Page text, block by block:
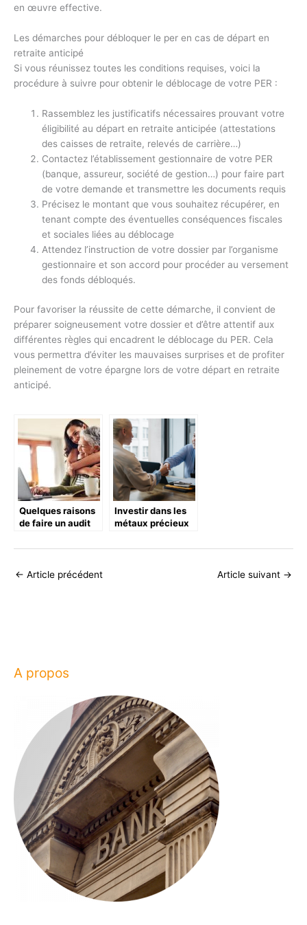
en œuvre effective.
Les démarches pour débloquer le per en cas de départ en
retraite anticipé
Si vous réunissez toutes les conditions requises, voici la
procédure à suivre pour obtenir le déblocage de votre PER :
Rassemblez les justificatifs nécessaires prouvant votre
éligibilité au départ en retraite anticipée (attestations
des caisses de retraite, relevés de carrière…)
Contactez l’établissement gestionnaire de votre PER
(banque, assureur, société de gestion…) pour faire part
de votre demande et transmettre les documents requis
Précisez le montant que vous souhaitez récupérer, en
tenant compte des éventuelles conséquences fiscales
et sociales liées au déblocage
Attendez l’instruction de votre dossier par l’organisme
gestionnaire et son accord pour procéder au versement
des fonds débloqués.
Pour favoriser la réussite de cette démarche, il convient de
préparer soigneusement votre dossier et d’être attentif aux
différentes règles qui encadrent le déblocage du PER. Cela
vous permettra d’éviter les mauvaises surprises et de profiter
pleinement de votre épargne lors de votre départ en retraite
anticipé.
Quelques raisons
de faire un audit
retraite
Investir dans les
métaux précieux
retraite
← Article précédent Article suivant →
A propos